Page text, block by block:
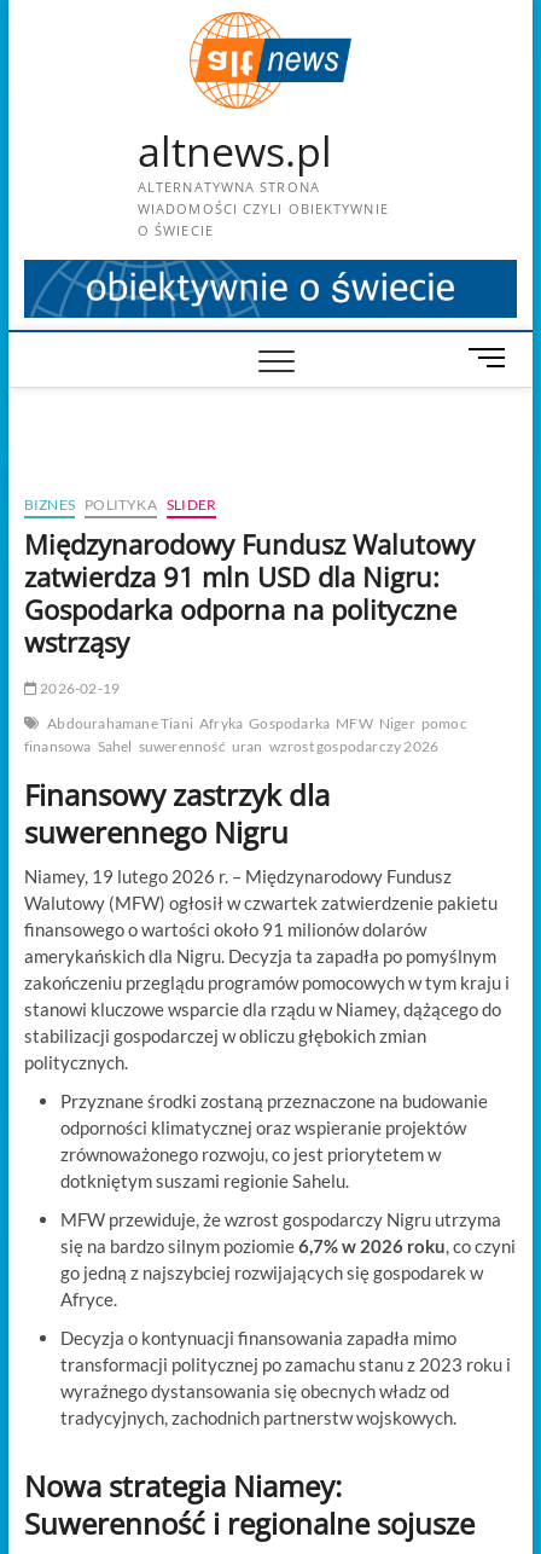
altnews.pl
ALTERNATYWNA STRONA
WIADOMOŚCI CZYLI OBIEKTYWNIE
O ŚWIECIE
M
e
BIZNES POLITYKA SLIDER
Międzynarodowy Fundusz Walutowy
zatwierdza 91 mln USD dla Nigru:
Gospodarka odporna na polityczne
wstrząsy
2026-02-19
Abdourahamane Tiani Afryka Gospodarka MFW Niger pomoc
finansowa Sahel suwerenność uran wzrost gospodarczy 2026
Finansowy zastrzyk dla
suwerennego Nigru
Niamey, 19 lutego 2026 r. – Międzynarodowy Fundusz
Walutowy (MFW) ogłosił w czwartek zatwierdzenie pakietu
finansowego o wartości około 91 milionów dolarów
amerykańskich dla Nigru. Decyzja ta zapadła po pomyślnym
zakończeniu przeglądu programów pomocowych w tym kraju i
stanowi kluczowe wsparcie dla rządu w Niamey, dążącego do
stabilizacji gospodarczej w obliczu głębokich zmian
politycznych.
Przyznane środki zostaną przeznaczone na budowanie
odporności klimatycznej oraz wspieranie projektów
zrównoważonego rozwoju, co jest priorytetem w
dotkniętym suszami regionie Sahelu.
MFW przewiduje, że wzrost gospodarczy Nigru utrzyma
się na bardzo silnym poziomie6,7% w 2026 roku, co czyni
go jedną z najszybciej rozwijających się gospodarek w
Afryce.
Decyzja o kontynuacji finansowania zapadła mimo
transformacji politycznej po zamachu stanu z 2023 roku i
wyraźnego dystansowania się obecnych władz od
tradycyjnych, zachodnich partnerstw wojskowych.
Nowa strategia Niamey:
Suwerenność i regionalne sojusze